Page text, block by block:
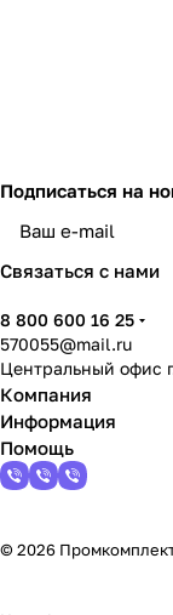
Подписаться на
Связаться с нами
8 800 600 16 25
570055@mail.ru
Центральный офис
Компания
Информация
Помощь
© 2026